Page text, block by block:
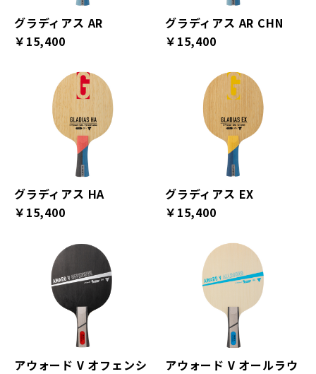
グラディアス AR
￥15,400
グラディアス AR CHN
￥15,400
グラディアス HA
￥15,400
グラディアス EX
￥15,400
アウォード V オフェンシ
アウォード V オールラウ